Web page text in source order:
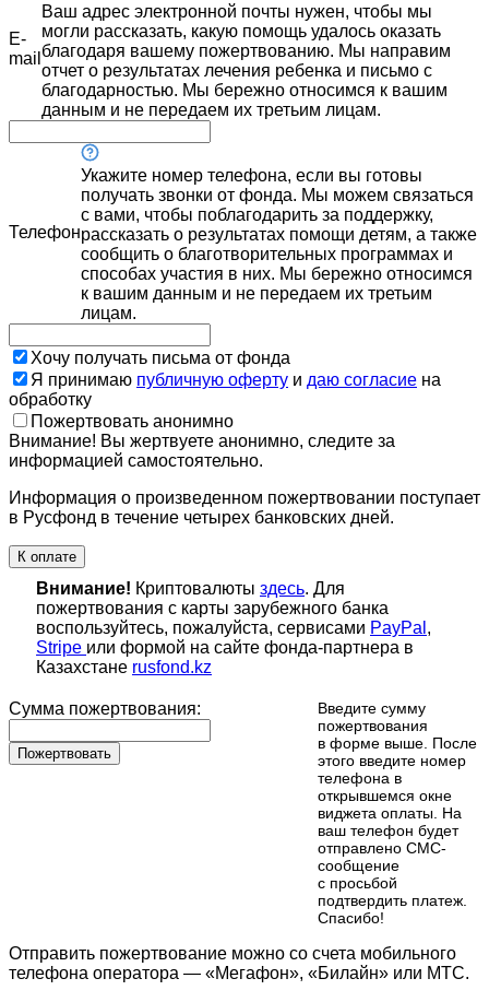
E-
mail
Ваш адрес электронной почты нужен, чтобы мы
могли рассказать, какую помощь удалось оказать
благодаря вашему пожертвованию. Мы направим
отчет о результатах лечения ребенка и письмо с
благодарностью. Мы бережно относимся к вашим
данным и не передаем их третьим лицам.
Телефон
Укажите номер телефона, если вы готовы
получать звонки от фонда. Мы можем связаться
с вами, чтобы поблагодарить за поддержку,
рассказать о результатах помощи детям, а также
сообщить о благотворительных программах и
способах участия в них. Мы бережно относимся
к вашим данным и не передаем их третьим
лицам.
Хочу получать письма от фонда
Я принимаю публичную оферту и даю согласие на
обработку
Пожертвовать анонимно
Внимание! Вы жертвуете анонимно, следите за
информацией самостоятельно.
Информация о произведенном пожертвовании поступает
в Русфонд в течение четырех банковских дней.
К оплате
Внимание! Криптовалюты здесь. Для
пожертвования с карты зарубежного банка
воспользуйтесь, пожалуйста, сервисами PayPal ,
Stripe или формой на сайте фонда-партнера в
Казахстане rusfond.kz
Сумма пожертвования:
Пожертвовать
Введите сумму
пожертвования
в форме выше. После
этого введите номер
телефона в
открывшемся окне
виджета оплаты. На
ваш телефон будет
отправлено СМС-
сообщение
с просьбой
подтвердить платеж.
Cпасибо!
Отправить пожертвование можно со счета мобильного
телефона оператора — «Мегафон», «Билайн» или МТС.